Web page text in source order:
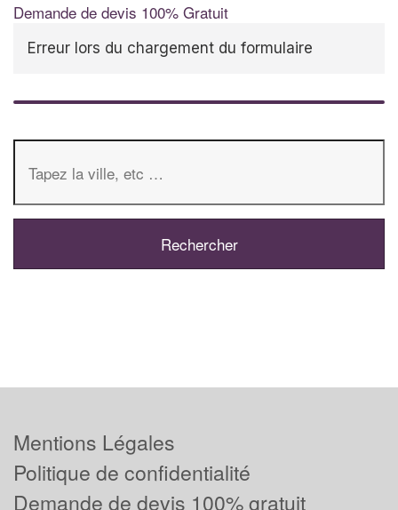
Demande de devis 100% Gratuit
Erreur lors du chargement du formulaire
Mentions Légales
Politique de confidentialité
Demande de devis 100% gratuit